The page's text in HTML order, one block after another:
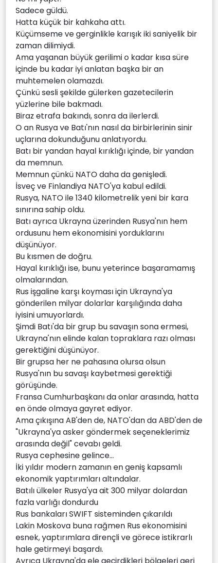
Sadece güldü.
Hatta küçük bir kahkaha attı.
Küçümseme ve gerginlikle karışık iki saniyelik bir
zaman dilimiydi.
Ama yaşanan büyük gerilimi o kadar kısa süre
içinde bu kadar iyi anlatan başka bir an
muhtemelen olamazdı.
Çünkü sesli şekilde gülerken gazetecilerin
yüzlerine bile bakmadı.
Biraz etrafa bakındı, sonra da ilerlerdi.
O an Rusya ve Batı'nın nasıl da birbirlerinin sinir
uçlarına dokunduğunu anlatıyordu.
Batı bir yandan hayal kırıklığı içinde, bir yandan
da memnun.
Memnun çünkü NATO daha da genişledi.
İsveç ve Finlandiya NATO'ya kabul edildi.
Rusya, NATO ile 1340 kilometrelik yeni bir kara
sınırına sahip oldu.
Batı ayrıca Ukrayna üzerinden Rusya'nın hem
ordusunu hem ekonomisini yorduklarını
düşünüyor.
Bu kısmen de doğru.
Hayal kırıklığı ise, bunu yeterince başaramamış
olmalarından.
Rus işgaline karşı koyması için Ukrayna'ya
gönderilen milyar dolarlar karşılığında daha
iyisini umuyorlardı.
Şimdi Batı'da bir grup bu savaşın sona ermesi,
Ukrayna'nın elinde kalan topraklara razı olması
gerektiğini düşünüyor.
Bir grupsa her ne pahasına olursa olsun
Rusya'nın bu savaşı kaybetmesi gerektiği
görüşünde.
Fransa Cumhurbaşkanı da onlar arasında, hatta
en önde olmaya gayret ediyor.
Ama çıkışına AB'den de, NATO'dan da ABD'den de
"Ukrayna'ya asker göndermek seçeneklerimiz
arasında değil" cevabı geldi.
Rusya cephesine gelince...
İki yıldır modern zamanın en geniş kapsamlı
ekonomik yaptırımları altındalar.
Batılı ülkeler Rusya'ya ait 300 milyar dolardan
fazla varlığı dondurdu
Rus bankaları SWIFT sisteminden çıkarıldı
Lakin Moskova buna rağmen Rus ekonomisini
esnek, yaptırımlara dirençli ve görece istikrarlı
hale getirmeyi başardı.